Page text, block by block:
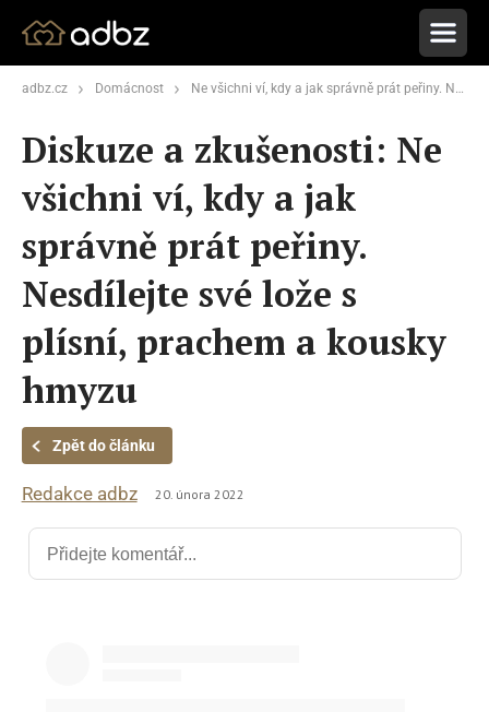
adbz.cz Domácnost Ne všichni ví, kdy a jak správně prát peřiny. Nesdílejte své lože s plísní, prachem a kousky hmyzu
Diskuze a zkušenosti: Ne
všichni ví, kdy a jak
správně prát peřiny.
Nesdílejte své lože s
plísní, prachem a kousky
hmyzu
Zpět do článku
Redakce adbz 20. února 2022